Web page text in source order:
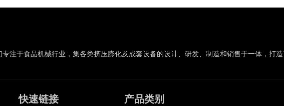
专注于食品机械行业，集各类挤压膨化及成套设备的设计、研发、制造和销售于一体，打
快速链接 产品类别